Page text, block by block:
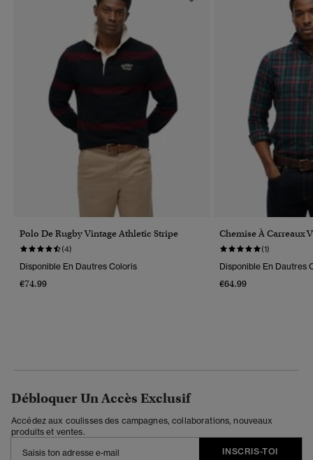
Polo De Rugby Vintage Athletic Stripe
(4)
Disponible En Dautres Coloris
€74.99
Chemise À Carreaux
(1)
Disponible En Dautres
€64.99
Débloquer Un Accès Exclusif
Accédez aux coulisses des campagnes, collaborations, nouveaux
produits et ventes.
INSCRIS-TOI